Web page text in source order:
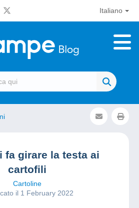
Italiano
fa girare la testa ai
cartofili
Cartoline
il 1 February 2022